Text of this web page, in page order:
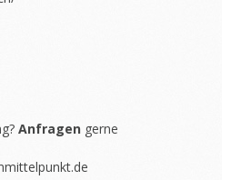
Anfragen gerne